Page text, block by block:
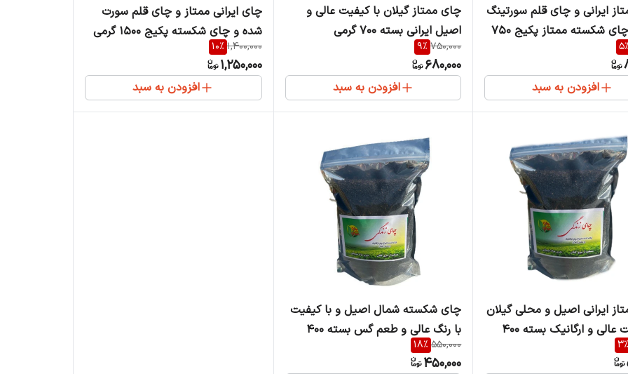
ایرانی و چای قلم سورتینگ
شده و چای شکسته ممتاز پکیج 750
5%
افزودن به سبد
چای ممتاز‌ گیلان با کیفیت عالی و
اصیل ایرانی بسته 700 گرمی
750,000
9%
680,000
افزودن به سبد
چای ایرانی ممتاز و چای قلم سورت
شده و چای شکسته پکیج 1500 گرمی
1,400,000
10%
1,250,000
افزودن به سبد
ایرانی اصیل و محلی گیلان
با کیفیت عالی و ارگانیک بسته 400
3%
چای شکسته شمال اصیل و با کیفیت
با رنگ عالی و طعم گس بسته 400
گرمی
550,000
18%
450,000